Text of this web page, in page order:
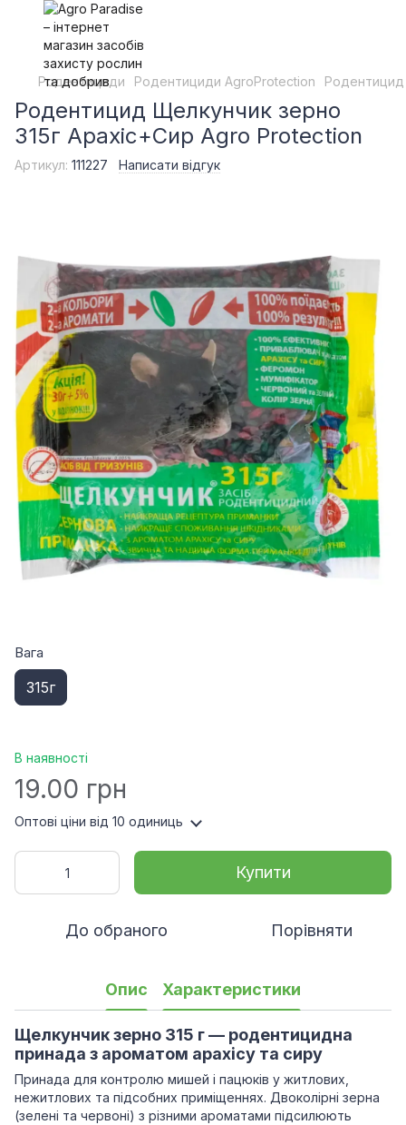
Родентициди Родентициди AgroProtection Родентицид
Родентицид Щелкунчик зерно
315г Арахіс+Сир Agro Protection
Артикул: 111227 Написати відгук
Вага
315г
В наявності
19.00 грн
Оптові ціни від 10 одиниць
Купити
До обраного Порівняти
Опис Характеристики
Щелкунчик зерно 315 г — родентицидна
принада з ароматом арахісу та сиру
Принада для контролю мишей і пацюків у житлових,
нежитлових та підсобних приміщеннях. Двоколірні зерна
(зелені та червоні) з різними ароматами підсилюють